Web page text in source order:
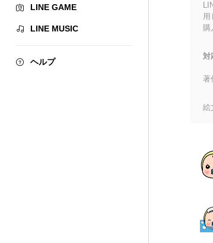
LINE GAME
LINE MUSIC
ヘルプ
用
購
対
著
絵